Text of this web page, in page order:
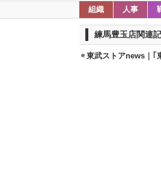
組織 人事
練馬豊玉店関連
東武ストアnews｜｢